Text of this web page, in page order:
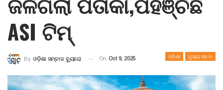
ASI ଟିମ୍‌
ଓଡିଶା ମୁଖ୍ୟ ଖବର
By ଓଡ଼ିଶା ସମ୍ବାଦ ବ୍ୟୁରୋ On Oct 9, 2025